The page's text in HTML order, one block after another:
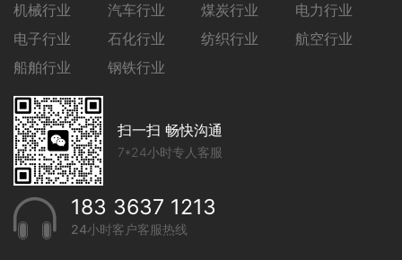
机械行业
汽车行业 煤炭行业
电力行业
电子行业
石化行业 纺织行业
航空行业
船舶行业
钢铁行业
扫一扫 畅快沟通
7*24小时专人客服
183 3637 1213
24小时客户客服热线